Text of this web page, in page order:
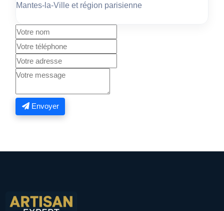
Mantes-la-Ville et région parisienne
Envoyer